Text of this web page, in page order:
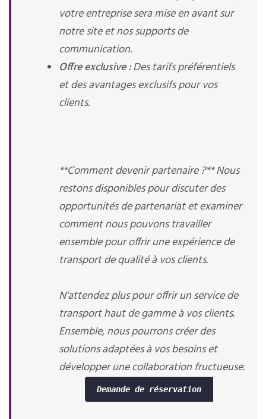
votre entreprise sera mise en avant sur
notre site et nos supports de
communication.
Offre exclusive :Des tarifs préférentiels
et des avantages exclusifs pour vos
clients.
**Comment devenir partenaire ?** Nous
restons disponibles pour discuter des
opportunités de partenariat et examiner
comment nous pouvons travailler
ensemble pour offrir une expérience de
transport de qualité à vos clients.
N'attendez plus pour offrir un service de
transport haut de gamme à vos clients.
Ensemble, nous pourrons créer des
solutions adaptées à vos besoins et
développer une collaboration fructueuse.
Demande de réservation